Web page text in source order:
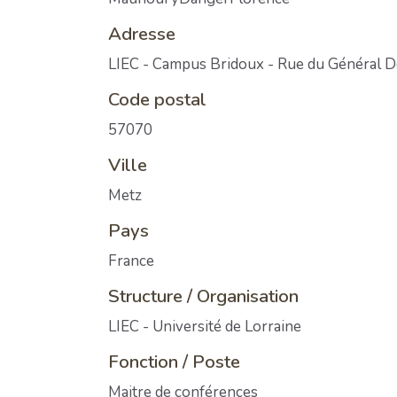
Adresse
LIEC - Campus Bridoux - Rue du Général
Code postal
57070
Ville
Metz
Pays
France
Structure / Organisation
LIEC - Université de Lorraine
Fonction / Poste
Maitre de conférences